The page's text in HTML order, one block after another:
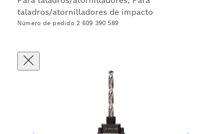
taladros/atornilladores de impacto
Número de pedido 2 609 390 589